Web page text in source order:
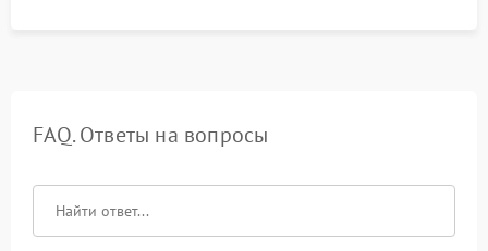
FAQ. Ответы на вопросы